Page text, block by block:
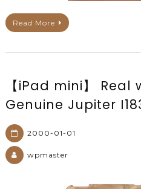
Read More
【iPad mini】
Genuine Jupiter
2000-01-01
wpmaster